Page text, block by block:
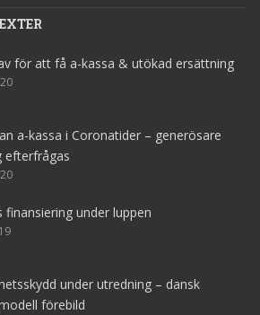
för att få a-kassa & utökad ersättning
a-kassa i Coronatider – generösare
efterfrågas
finansiering under luppen
under utredning – dansk
förebild